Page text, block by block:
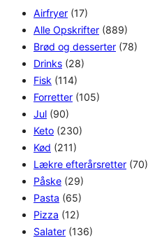
Airfryer (17)
Alle Opskrifter (889)
Brød og desserter (78)
Drinks (28)
Fisk (114)
Forretter (105)
Jul (90)
Keto (230)
Kød (211)
Lækre efterårsretter (70)
Påske (29)
Pasta (65)
Pizza (12)
Salater (136)